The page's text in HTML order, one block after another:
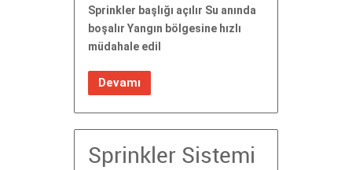
Sprinkler başlığı açılır Su anında
boşalır Yangın bölgesine hızlı
müdahale edil
Devamı
Sprinkler Sistemi